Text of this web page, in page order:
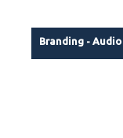
Branding - Audio